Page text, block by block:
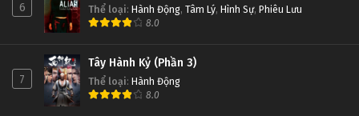
6 Thể loại: Hành Động, Tâm Lý, Hình Sự, Phiêu Lưu
8.0
7
Tây Hành Kỷ (Phần 3)
Thể loại: Hành Động
8.0